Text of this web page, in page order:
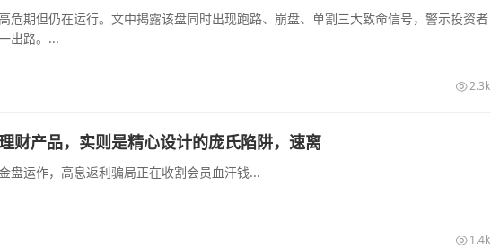
危期但仍在运行。文中揭露该盘同时出现跑路、崩盘、单割三大致命信号，警示投资者
出路。...
2.3k
财产品，实则是精心设计的庞氏陷阱，速离
盘运作，高息返利骗局正在收割会员血汗钱...
1.4k